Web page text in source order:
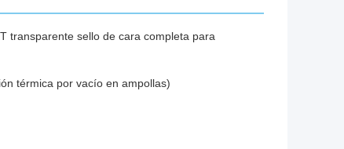
transparente sello de cara completa para
térmica por vacío en ampollas)